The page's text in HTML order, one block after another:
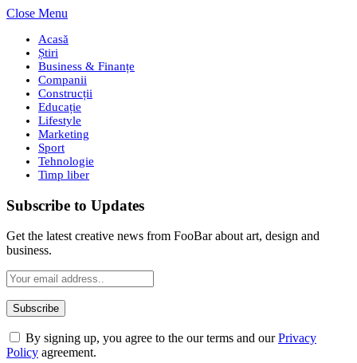
Close Menu
Acasă
Știri
Business & Finanțe
Companii
Construcții
Educație
Lifestyle
Marketing
Sport
Tehnologie
Timp liber
Subscribe to Updates
Get the latest creative news from FooBar about art, design and
business.
By signing up, you agree to the our terms and ourPrivacy
Policy agreement.